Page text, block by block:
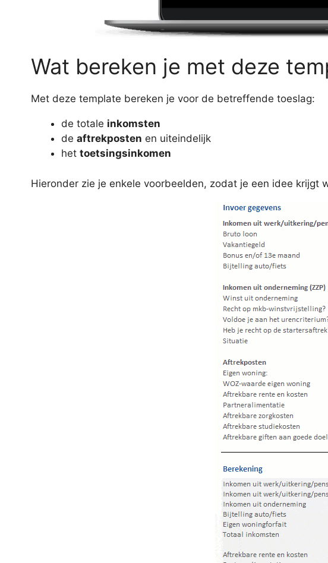
Wat bereken je met deze
Met deze template bereken je voor de betreffende toeslag:
de totale inkomsten
de aftrekposten en uiteindelijk
het toetsingsinkomen
Hieronder zie je enkele voorbeelden, zodat je een idee